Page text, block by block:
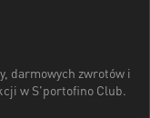
darmowych zwrotów i
w S'portofino Club.